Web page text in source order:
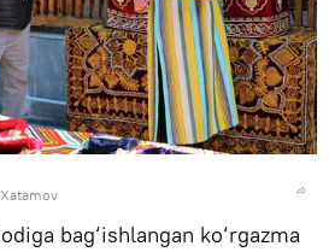
bag‘ishlangan ko‘rgazma